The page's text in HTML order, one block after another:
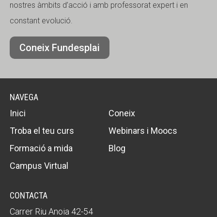
nostres àmbits d’acció i amb professorat expert i en
constant evolució.
Coneix Fundesplai
NAVEGA
Inici
Coneix
Troba el teu curs
Webinars i Moocs
Formació a mida
Blog
Campus Virtual
CONTACTA
Carrer Riu Anoia 42-54